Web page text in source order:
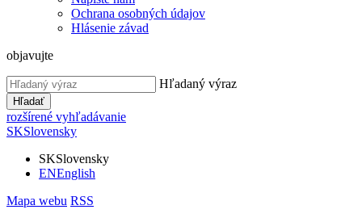
Ochrana osobných údajov
Hlásenie závad
objavujte
Hľadaný výraz
Hľadať
rozšírené vyhľadávanie
SKSlovensky
SKSlovensky
ENEnglish
Mapa webu RSS